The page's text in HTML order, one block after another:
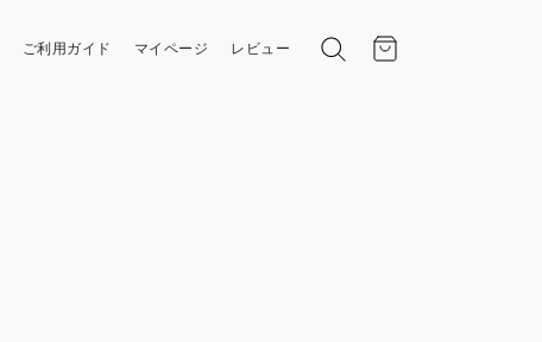
ご利用ガイド マイページ レビュー